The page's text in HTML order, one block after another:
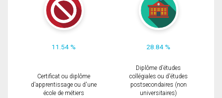
11.54 % 28.84 %
Certificat ou diplôme
d'apprentissage ou d'une
école de métiers
Diplôme d'études
collégiales ou d'études
postsecondaires (non
universitaires)